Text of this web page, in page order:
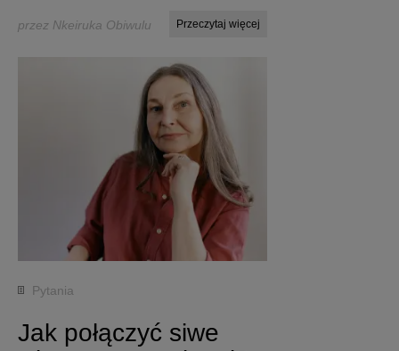
przez Nkeiruka Obiwulu Przeczytaj więcej
Pytania
Jak połączyć siwe